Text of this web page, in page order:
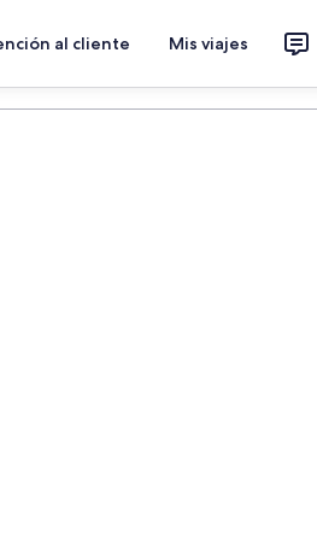
al cliente Mis viajes